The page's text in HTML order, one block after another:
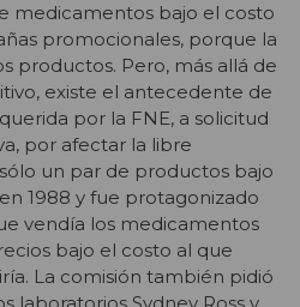
medicamentos bajo el costo
promocionales, porque la
productos. Pero, más allá de
existe el antecedente de
por la FNE, a solicitud
por afectar la libre
un par de productos bajo
1988 y fue protagonizado
vendía los medicamentos
bajo el costo al que
La comisión también pidió